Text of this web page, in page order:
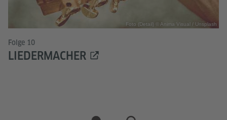
Foto (Detail) © Anima Visual / Unsplash
Folge 10
LIEDERMACHER